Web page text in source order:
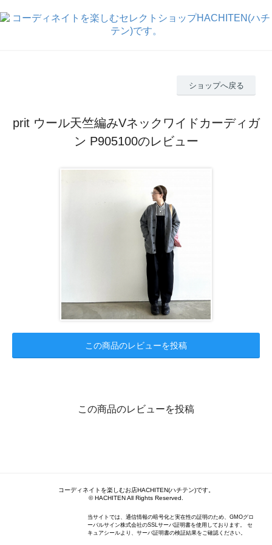
ショップへ戻る
prit ウール天竺編みVネックワイドカーディガ
ン P905100のレビュー
この商品のレビューを投稿
この商品のレビューを投稿
コーディネイトを楽しむお店HACHITEN(ハチテン)です。
© HACHITEN All Rights Reserved.
当サイトでは、通信情報の暗号化と実在性の証明のため、GMOグロ
ーバルサイン株式会社のSSLサーバ証明書を使用しております。 セ
キュアシールより、サーバ証明書の検証結果をご確認ください。